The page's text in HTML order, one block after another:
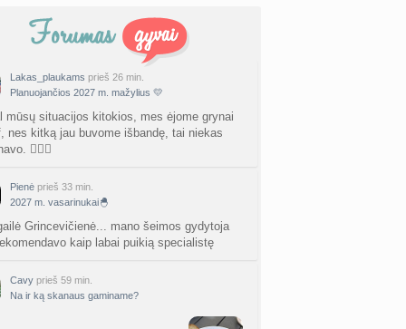
false positive/false negative patirtys
tyrimo rezultatai būna klaidingi?
Liiepa prieš 3 d.
Vasario mėnesio mažyliai
Šiauliuose (2)
Ingri2tii prieš 3 d.
siksnyteee prieš 3 d.
Lakas_plaukams prieš 26 min.
Planuojančios 2027 m. mažylius 💛
mūsų situacijos kitokios, mes ėjome grynai
nes kitką jau buvome išbandę, tai niekas
🤷🏻‍♀️
Pienė prieš 33 min.
2027 m. vasarinukai🐣
Grincevičienė... mano šeimos gydytoja
kaip labai puikią specialistę
Cavy prieš 59 min.
Na ir ką skanaus gaminame?